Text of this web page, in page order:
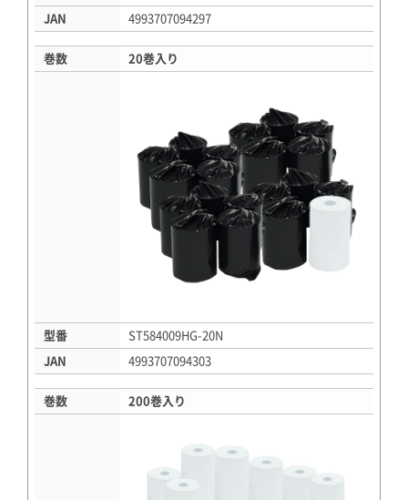
JAN 4993707094297
巻数 20巻入り
型番 ST584009HG-20N
JAN 4993707094303
巻数 200巻入り